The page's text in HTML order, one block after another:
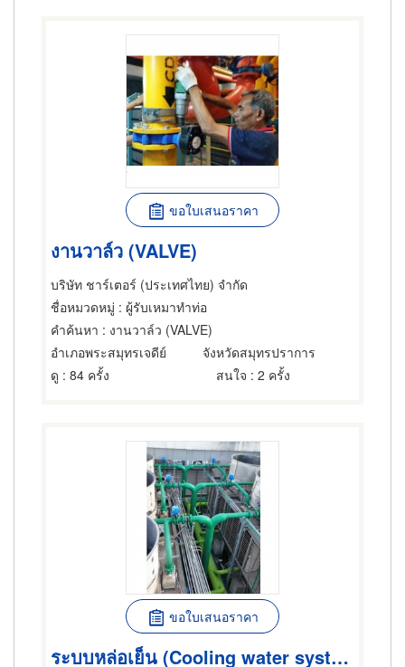
ขอใบเสนอราคา
งานวาล์ว (VALVE)
บริษัท ชาร์เตอร์ (ประเทศไทย) จำกัด
ชื่อหมวดหมู่ : ผู้รับเหมาทำท่อ
คำค้นหา : งานวาล์ว (VALVE)
อำเภอพระสมุทรเจดีย์
จังหวัดสมุทรปราการ
ดู : 84 ครั้ง สนใจ : 2 ครั้ง
ขอใบเสนอราคา
ระบบหล่อเย็น (Cooling water system)